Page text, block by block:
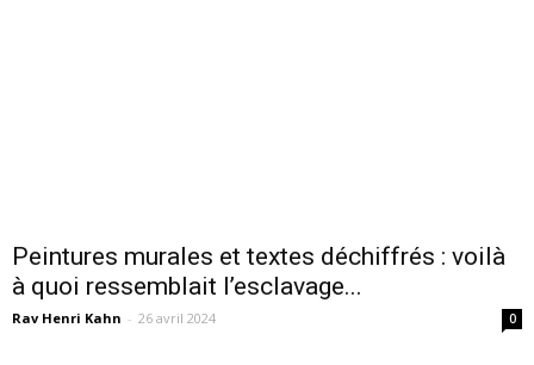
Peintures murales et textes déchiffrés : voilà
à quoi ressemblait l’esclavage...
Rav Henri Kahn - 26 avril 2024 0